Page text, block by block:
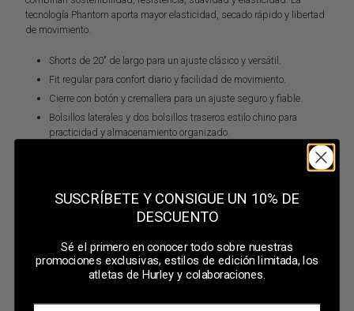
tecnología Phantom aporta mayor elasticidad, secado rápido y libertad
de movimiento.
Shorts de 20" de largo para un ajuste clásico y versátil.
Fit regular para confort diario y facilidad de movimiento.
Cierre con botón y cremallera para un ajuste seguro y fiable.
Bolsillos laterales y dos bolsillos traseros estilo chino para
practicidad y almacenamiento organizado.
Confeccionados en 35% poliéster reciclado, 45% poliéster, 13%
algodón y 7% spandex, combinando sostenibilidad, durabilidad,
Composición y cuidados
Machine Wash
Entrega en 2-3 días laborables
SUSCRÍBETE Y CONSIGUE UN 10% DE
DESCUENTO
Sé el primero en conocer todo sobre nuestras
promociones exclusivas, estilos de edición limitada, los
atletas de Hurley y colaboraciones.